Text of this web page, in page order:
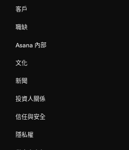
客戶
職缺
Asana 內部
文化
新聞
投資人關係
信任與安全
隱私權